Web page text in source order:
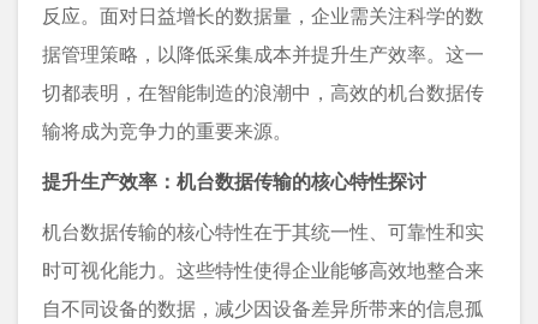
反应。面对日益增长的数据量，企业需关注科学的数
据管理策略，以降低采集成本并提升生产效率。这一
切都表明，在智能制造的浪潮中，高效的机台数据传
输将成为竞争力的重要来源。
提升生产效率：机台数据传输的核心特性探讨
机台数据传输的核心特性在于其统一性、可靠性和实
时可视化能力。这些特性使得企业能够高效地整合来
自不同设备的数据，减少因设备差异所带来的信息孤